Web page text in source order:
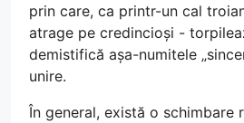
prin care, ca printr-un cal
atrage pe credincioși -
demistifică așa-numitele
unire.
În general, există o schimbare